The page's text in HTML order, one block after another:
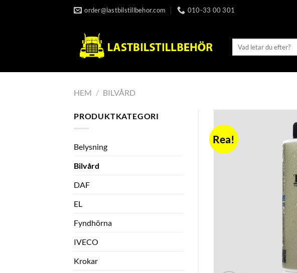
order@lastbilstillbehor.com 010-33 00 301
Sök
HEM / BILVÅRD
PRODUKTKATEGORI
Belysning
Bilvård
DAF
EL
Fyndhörna
IVECO
Krokar
Rea!